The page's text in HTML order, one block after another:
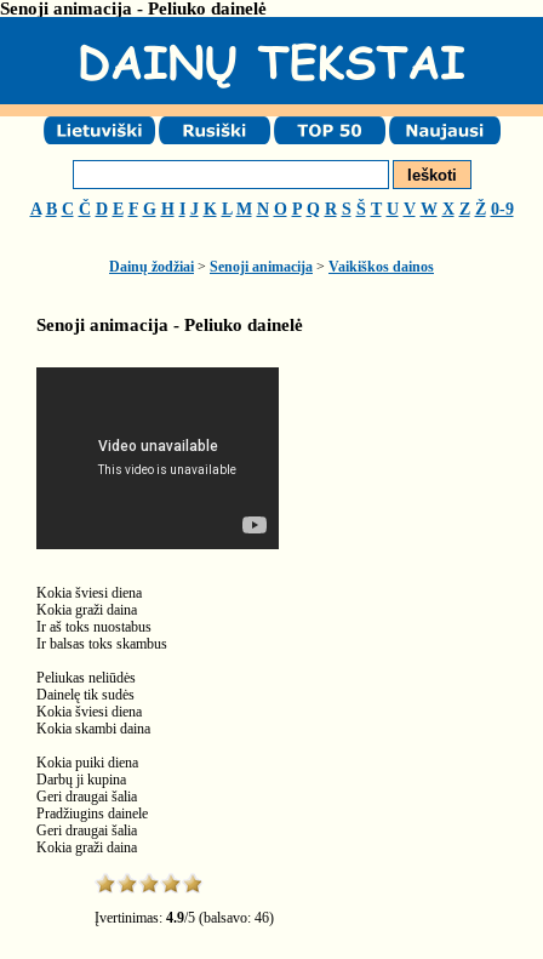
Senoji animacija - Peliuko dainelė
A B C Č D E F G H I J K L M N O P Q R S Š T U V W X Z Ž 0-9
Dainų žodžiai > Senoji animacija > Vaikiškos dainos
Senoji animacija - Peliuko dainelė
Kokia šviesi diena
Kokia graži daina
Ir aš toks nuostabus
Ir balsas toks skambus
Peliukas neliūdės
Dainelę tik sudės
Kokia šviesi diena
Kokia skambi daina
Kokia puiki diena
Darbų ji kupina
Geri draugai šalia
Pradžiugins dainele
Geri draugai šalia
Kokia graži daina
Įvertinimas: 4.9/5 (balsavo: 46)